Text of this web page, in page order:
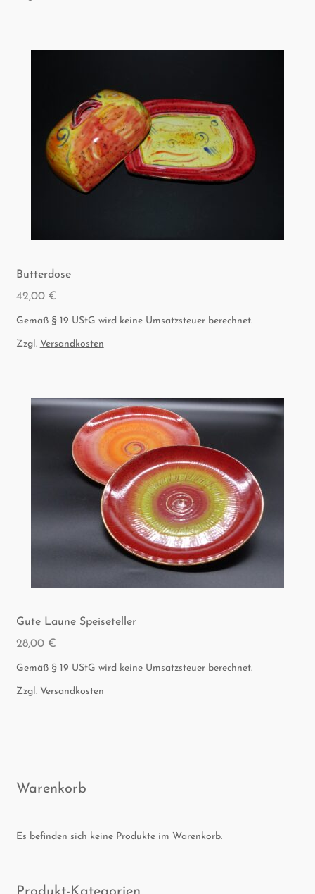
But­ter­do­se
42,00 €
Gemäß § 19 UStG wird keine Umsatzsteuer berechnet.
Zzgl. Versandkosten
Gute Lau­ne Speiseteller
28,00 €
Gemäß § 19 UStG wird keine Umsatzsteuer berechnet.
Zzgl. Versandkosten
Waren­korb
Es befinden sich keine Produkte im Warenkorb.
Pro­dukt-Kate­go­rien